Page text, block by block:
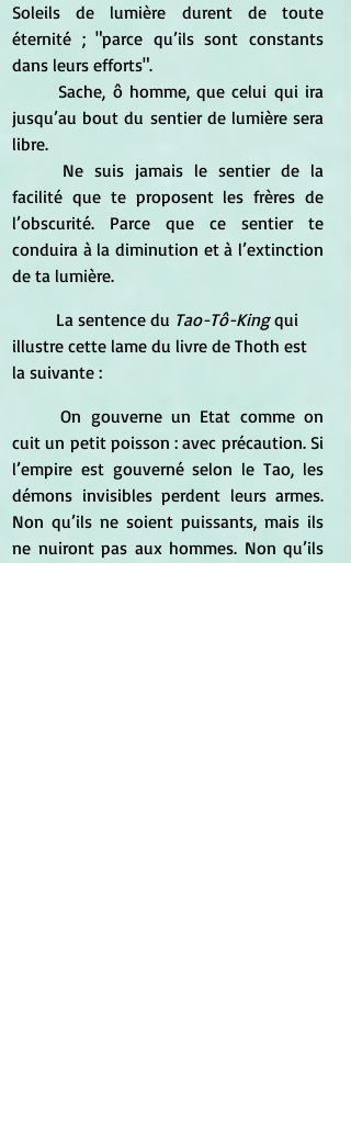
Soleils de lumière durent de toute
éternité ; "parce qu’ils sont constants
dans leurs efforts".
jusqu’au bout du sentier de lumière sera
libre.
facilité que te proposent les frères de
l’obscurité. Parce que ce sentier te
conduira à la diminution et à l’extinction
de ta lumière.
	La sentence du
Tao-Tô-King qui
illustre cette lame du livre de Thoth est
la suivante :
	On gouverne un Etat comme on
cuit un petit poisson : avec précaution. Si
l’empire est gouverné selon le Tao, les
démons invisibles perdent leurs armes.
Non qu’ils ne soient puissants, mais ils
ne nuiront pas aux hommes. Non qu’ils